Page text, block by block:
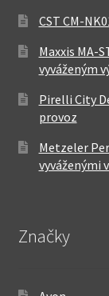
CST CM-
Maxxis MA-
vyváženým
Pirelli City
provoz
Metzeler
vyváženými
Značky